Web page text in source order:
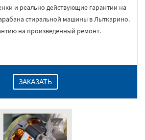
и реально действующие гарантии на
стиральной машины в Лыткарино.
на произведенный ремонт.
ЗАКАЗАТЬ